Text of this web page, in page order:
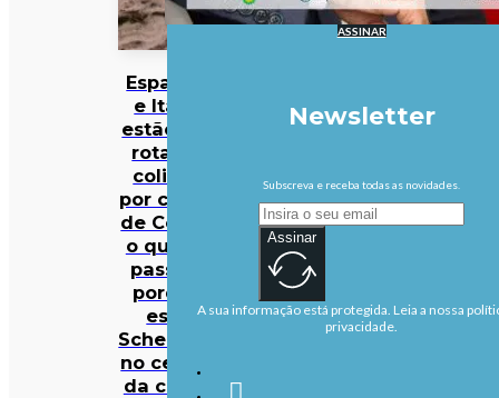
Espanha
e Itália
estão em
rota de
colisão
por causa
de Ceuta:
o que se
passa e
porque
está
Schengen
no centro
da crise?
ASSINAR
Newsletter
Subscreva e receba todas as novidades.
Assinar
A sua informação está protegida. Leia a nossa
privacidade.